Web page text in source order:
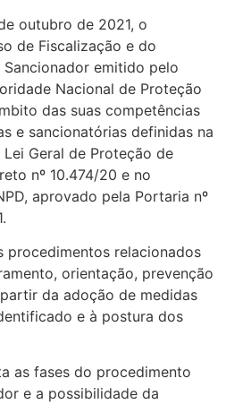
outubro de 2021, o
de Fiscalização e do
emitido pelo
Nacional de Proteção
das suas competências
e sancionatórias definidas na
Lei Geral de Proteção de
nº 10.474/20 e no
aprovado pela Portaria nº
procedimentos relacionados
orientação, prevenção
da adoção de medidas
e à postura dos
as fases do procedimento
e a possibilidade da